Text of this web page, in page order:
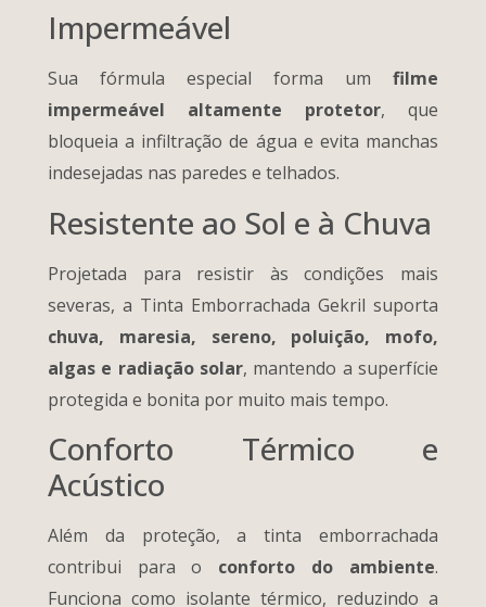
Impermeável
Sua fórmula especial forma um filme
impermeável altamente protetor, que
bloqueia a infiltração de água e evita manchas
indesejadas nas paredes e telhados.
Resistente ao Sol e à Chuva
Projetada para resistir às condições mais
severas, a Tinta Emborrachada Gekril suporta
chuva, maresia, sereno, poluição, mofo,
algas e radiação solar, mantendo a superfície
protegida e bonita por muito mais tempo.
Conforto Térmico e
Acústico
Além da proteção, a tinta emborrachada
contribui para o conforto do ambiente.
Funciona como isolante térmico, reduzindo a